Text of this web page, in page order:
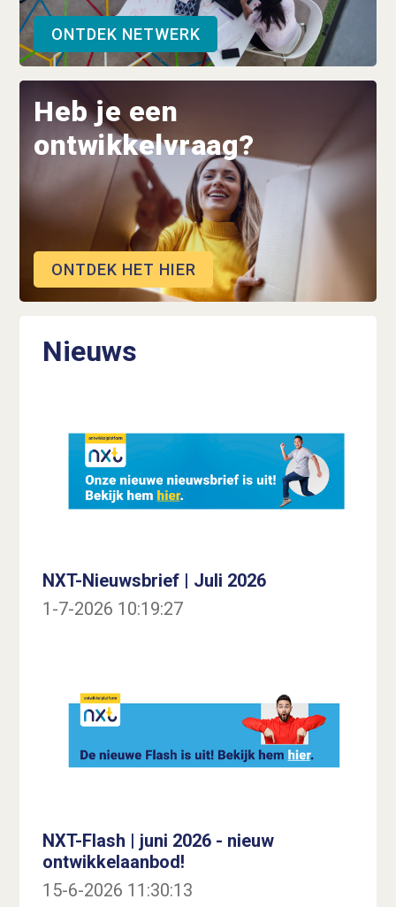
ONTDEK NETWERK
Heb je een
ontwikkelvraag?
ONTDEK HET HIER
Nieuws
NXT-Nieuwsbrief | Juli 2026
1-7-2026 10:19:27
NXT-Flash | juni 2026 - nieuw
ontwikkelaanbod!
15-6-2026 11:30:13